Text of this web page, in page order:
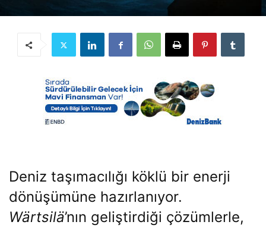
Deniz taşımacılığı köklü bir enerji
dönüşümüne hazırlanıyor.
Wärtsilä’nın geliştirdiği çözümlerle,